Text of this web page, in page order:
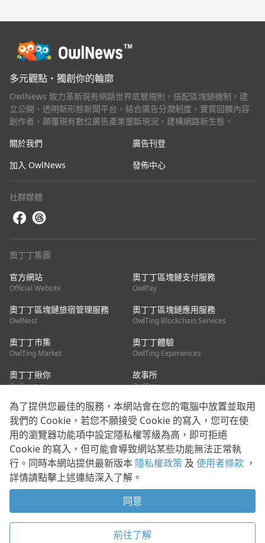
多元觀點・獨創你的輪廓
OwlNews 致力革新現有網路世界底層規則，搭配區塊鏈機制，建
立公開、透明新形態新聞平台，結合廣告分潤制度，實質回饋內容
創作者，顛覆現有數位廣告產業壟斷現況，建構網路新生態。
關於我們
廣告刊登
加入 OwlNews
發佈中心
社群媒體
奧丁丁集團
官方網站
Official Website
奧丁丁區塊鏈支付服務
OwlPay
奧丁丁區塊鏈旅宿管理服務
OwlNest
奧丁丁區塊鏈應用服務
OwlTing Blockchain Services
奧丁丁市集
OwlTing Market
奧丁丁體驗
OwlTing Experiences
奧丁丁揪你
OwlJourney
故事所
OwlStay
聯絡我們
客服信箱：mediapartner@owlting.com
服務信箱 / 廣告洽詢：info_owlnews@owlting.com
媒體合作 / 新聞稿提供：mediapartner@owlting.com
本平台之內容符合第三方智慧財產權規範，若有疑慮歡迎來信告
使用者條款 隱私權政策 Cookie 政策
為了提供您最佳的服務，本網站會在您的電腦中放置並取用
我們的 Cookie，若您不願接受 Cookie 的寫入，您可在使
用的瀏覽器功能項中設定隱私權等級為高，即可拒絕
Cookie 的寫入，但可能會導致網站某些功能無法正常執
行。同時本網站提供最新版本 隱私權政策 及 使用者條款 ，
詳情請點擊上述連結深入了解。
同意
前往了解